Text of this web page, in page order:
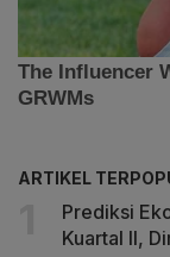
ARTIKEL
Prediksi
Kuartal II,